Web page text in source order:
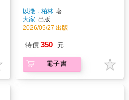
以撒．柏林 著
大家 出版
2026/05/27 出版
特價 350 元
電子書